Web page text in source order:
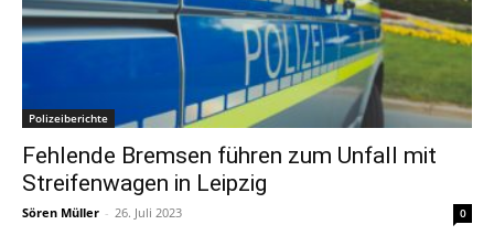
Polizeiberichte
Fehlende Bremsen führen zum Unfall mit
Streifenwagen in Leipzig
Sören Müller - 26. Juli 2023 0